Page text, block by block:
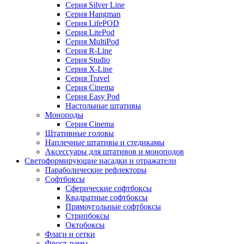
Серия Silver Line
Серия Hangman
Серия LifePOD
Серия LitePod
Серия MultiPod
Серия R-Line
Серия Studio
Серия X-Line
Серия Travel
Серия Cinema
Серия Easy Pod
Настольные штативы
Моноподы
Серия Cinema
Штативные головы
Наплечные штативы и стедикамы
Аксессуары для штативов и моноподов
Светоформирующие насадки и отражатели
Параболические рефлекторы
Софтбоксы
Сферические софтбоксы
Квадратные софтбоксы
Прямоугольные софтбоксы
Стрипбоксы
Октобоксы
Флаги и сетки